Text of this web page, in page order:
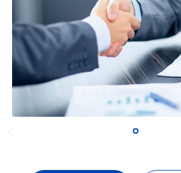
卓翰咨询成立项目小组，搭建应届生和企业销
企业输送和培养专业的ToB销售人才，让更多的
擅长销售工作，爱上销售工作，让企业在招聘
满足企业快速发展需要。